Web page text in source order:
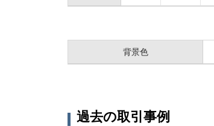
背景色
過去の取引事例